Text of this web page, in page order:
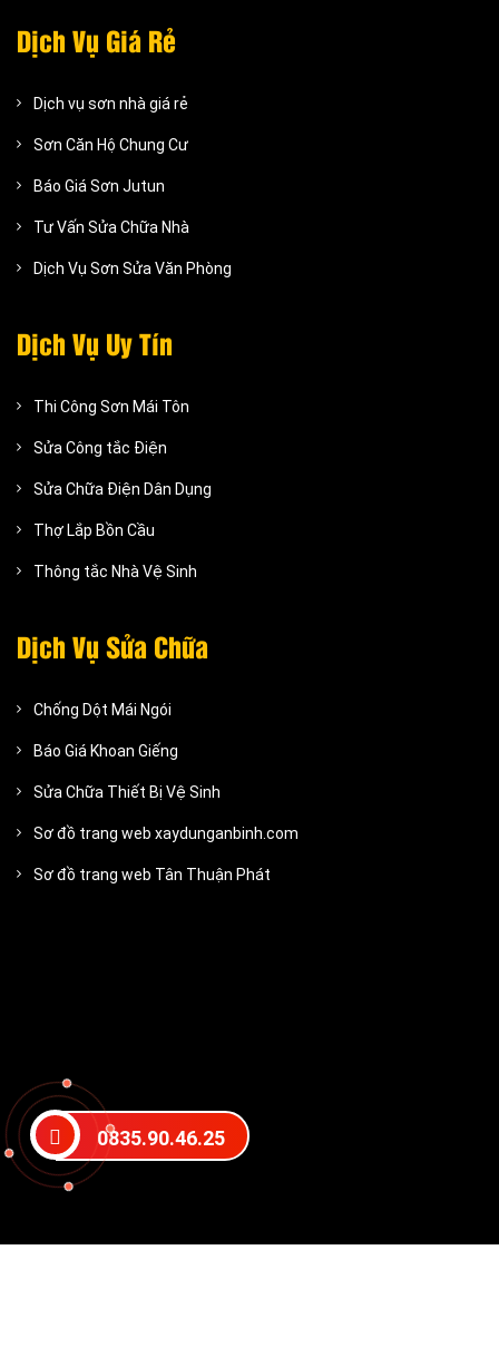
Dịch Vụ Giá Rẻ
Dịch vụ sơn nhà giá rẻ
Sơn Căn Hộ Chung Cư
Báo Giá Sơn Jutun
Tư Vấn Sửa Chữa Nhà
Dịch Vụ Sơn Sửa Văn Phòng
Dịch Vụ Uy Tín
Thi Công Sơn Mái Tôn
Sửa Công tắc Điện
Sửa Chữa Điện Dân Dụng
Thợ Lắp Bồn Cầu
Thông tắc Nhà Vệ Sinh
Dịch Vụ Sửa Chữa
Chống Dột Mái Ngói
Báo Giá Khoan Giếng
Sửa Chữa Thiết Bị Vệ Sinh
Sơ đồ trang web xaydunganbinh.com
Sơ đồ trang web Tân Thuận Phát
0835.90.46.25